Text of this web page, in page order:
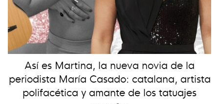
Así es Martina, la nueva novia de la
periodista María Casado: catalana, artista
polifacética y amante de los tatuajes